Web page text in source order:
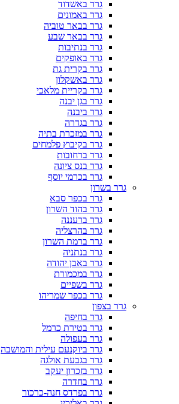
גרר באשדוד
גרר באמונים
גרר בבאר טוביה
גרר בבאר שבע
גרר בנתיבות
גרר באופקים
גרר בקרית גת
גרר באשקלון
גרר בקריית מלאכי
גרר בגן יבנה
גרר ביבנה
גרר בגדרה
גרר במזכרת בתיה
גרר בקיבוץ פלמחים
גרר ברחובות
גרר בנס ציונה
גרר בכרמי יוסף
גרר בשרון
גרר בכפר סבא
גרר בהוד השרון
גרר ברעננה
גרר בהרצליה
גרר ברמת השרון
גרר בנתניה
גרר באבן יהודה
גרר במכמורת
גרר בשפיים
גרר בכפר שמריהו
גרר בצפון
גרר בחיפה
גרר בטירת כרמל
גרר בעפולה
גרר ביוקנעם עילית והמושבה
גרר בגבעת אולגה
גרר בזכרון יעקב
גרר בחדרה
גרר בפרדס חנה-כרכור